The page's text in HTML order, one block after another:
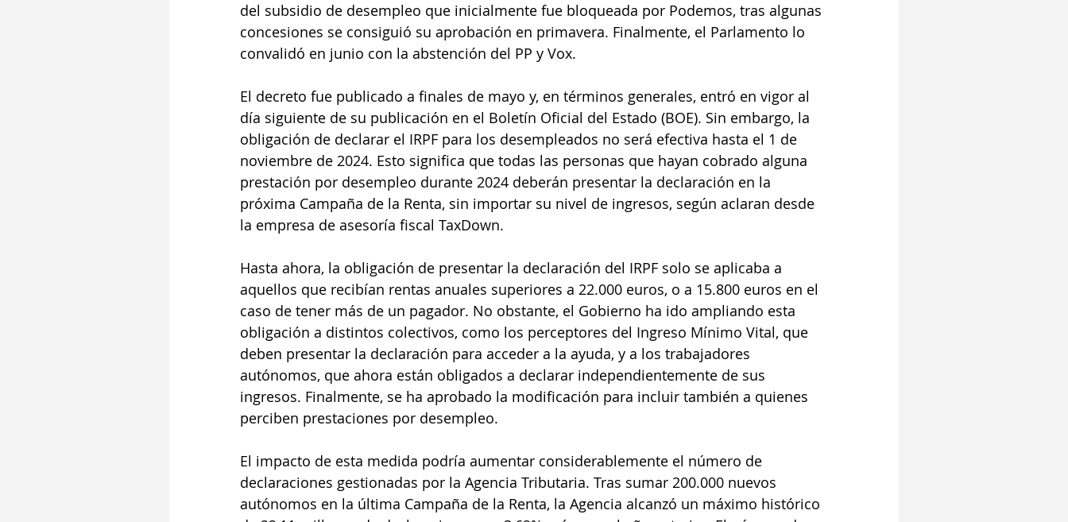
del subsidio de desempleo que inicialmente fue bloqueada por Podemos, tras algunas
concesiones se consiguió su aprobación en primavera. Finalmente, el Parlamento lo
convalidó en junio con la abstención del PP y Vox.
El decreto fue publicado a finales de mayo y, en términos generales, entró en vigor al
día siguiente de su publicación en el Boletín Oficial del Estado (BOE). Sin embargo, la
obligación de declarar el IRPF para los desempleados no será efectiva hasta el 1 de
noviembre de 2024. Esto significa que todas las personas que hayan cobrado alguna
prestación por desempleo durante 2024 deberán presentar la declaración en la
próxima Campaña de la Renta, sin importar su nivel de ingresos, según aclaran desde
la empresa de asesoría fiscal TaxDown.
Hasta ahora, la obligación de presentar la declaración del IRPF solo se aplicaba a
aquellos que recibían rentas anuales superiores a 22.000 euros, o a 15.800 euros en el
caso de tener más de un pagador. No obstante, el Gobierno ha ido ampliando esta
obligación a distintos colectivos, como los perceptores del Ingreso Mínimo Vital, que
deben presentar la declaración para acceder a la ayuda, y a los trabajadores
autónomos, que ahora están obligados a declarar independientemente de sus
ingresos. Finalmente, se ha aprobado la modificación para incluir también a quienes
perciben prestaciones por desempleo.
El impacto de esta medida podría aumentar considerablemente el número de
declaraciones gestionadas por la Agencia Tributaria. Tras sumar 200.000 nuevos
autónomos en la última Campaña de la Renta, la Agencia alcanzó un máximo histórico